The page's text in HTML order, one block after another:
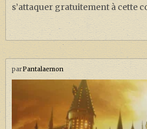
s’attaquer gratuitement à cette
parPantalaemon